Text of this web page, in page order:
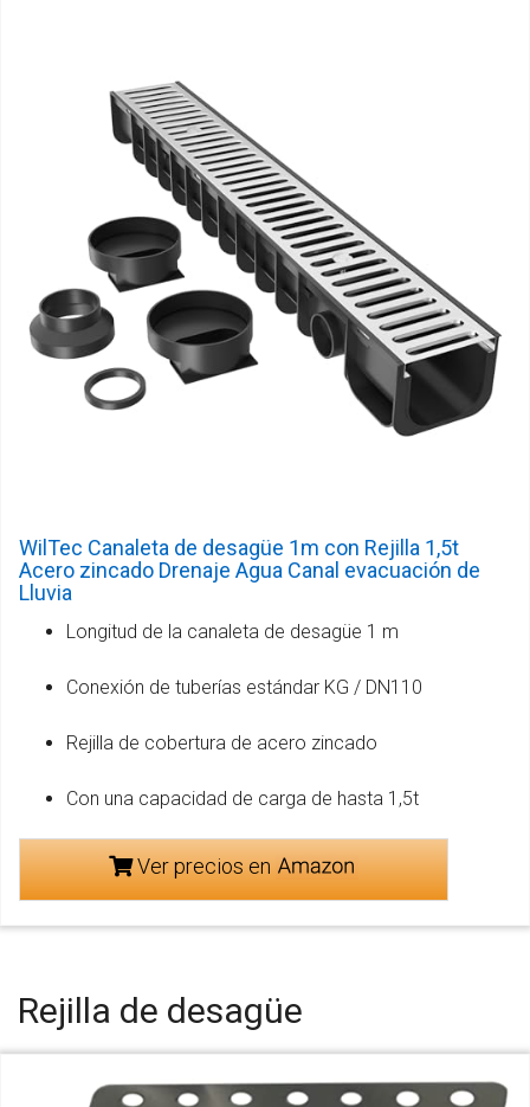
WilTec Canaleta de desagüe 1m con Rejilla 1,5t
Acero zincado Drenaje Agua Canal evacuación de
Lluvia
Longitud de la canaleta de desagüe 1 m
Conexión de tuberías estándar KG / DN110
Rejilla de cobertura de acero zincado
Con una capacidad de carga de hasta 1,5t
Ver precios en
Rejilla de desagüe